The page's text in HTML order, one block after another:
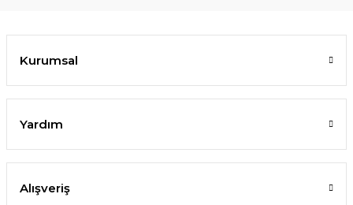
Kurumsal
Yardım
Alışveriş